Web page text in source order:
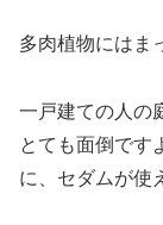
多肉植物にはま
一戸建ての人の
とても面倒です
に、セダムが使